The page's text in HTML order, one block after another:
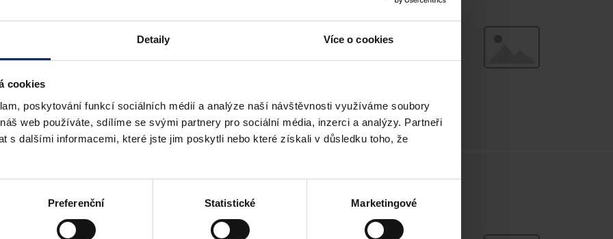
Detaily Více o cookies
cookies
poskytování funkcí sociálních médií a analýze naší návštěvnosti využíváme soubory
web používáte, sdílíme se svými partnery pro sociální média, inzerci a analýzy. Partneři
s dalšími informacemi, které jste jim poskytli nebo které získali v důsledku toho, že
Preferenční Statistické Marketingové
simulace identity po smrti
aplikace. Není to starý e-mail ani automatická vzpomínka ze sociální sítě.